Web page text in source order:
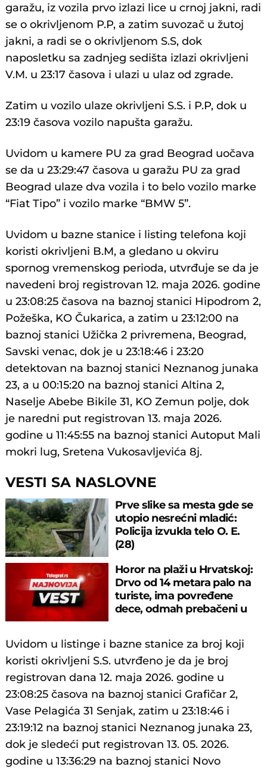
garažu, iz vozila prvo izlazi lice u crnoj jakni, radi
se o okrivljenom P.P, a zatim suvozač u žutoj
jakni, a radi se o okrivljenom S.S, dok
naposletku sa zadnjeg sedišta izlazi okrivljeni
V.M. u 23:17 časova i ulazi u ulaz od zgrade.
Zatim u vozilo ulaze okrivljeni S.S. i P.P, dok u
23:19 časova vozilo napušta garažu.
Uvidom u kamere PU za grad Beograd uočava
se da u 23:29:47 časova u garažu PU za grad
Beograd ulaze dva vozila i to belo vozilo marke
“Fiat Tipo” i vozilo marke “BMW 5”.
Uvidom u bazne stanice i listing telefona koji
koristi okrivljeni B.M, a gledano u okviru
spornog vremenskog perioda, utvrđuje se da je
navedeni broj registrovan 12. maja 2026. godine
u 23:08:25 časova na baznoj stanici Hipodrom 2,
Požeška, KO Čukarica, a zatim u 23:12:00 na
baznoj stanici Užička 2 privremena, Beograd,
Savski venac, dok je u 23:18:46 i 23:20
detektovan na baznoj stanici Neznanog junaka
23, a u 00:15:20 na baznoj stanici Altina 2,
Naselje Abebe Bikile 31, KO Zemun polje, dok
je naredni put registrovan 13. maja 2026.
godine u 11:45:55 na baznoj stanici Autoput Mali
mokri lug, Sretena Vukosavljevića 8j.
VESTI SA NASLOVNE
Prve slike sa mesta gde se
utopio nesrećni mladić:
Policija izvukla telo O. E.
(28)
Horor na plaži u Hrvatskoj:
Drvo od 14 metara palo na
turiste, ima povređene
dece, odmah prebačeni u
Uvidom u listinge i bazne stanice za broj koji
koristi okrivljeni S.S. utvrđeno je da je broj
registrovan dana 12. maja 2026. godine u
23:08:25 časova na baznoj stanici Grafičar 2,
Vase Pelagića 31 Senjak, zatim u 23:18:46 i
23:19:12 na baznoj stanici Neznanog junaka 23,
dok je sledeći put registrovan 13. 05. 2026.
godine u 13:36:29 na baznoj stanici Novo